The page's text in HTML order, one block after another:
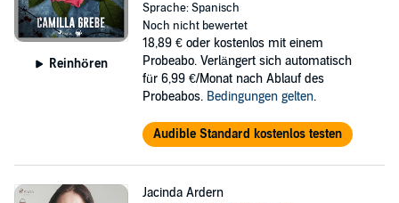
Reinhören
Sprache: Spanisch
Noch nicht bewertet
18,89 € oder kostenlos mit einem
Probeabo. Verlängert sich automatisch
für 6,99 €/Monat nach Ablauf des
Probeabos. Bedingungen gelten.
Audible Standard kostenlos testen
Jacinda Ardern